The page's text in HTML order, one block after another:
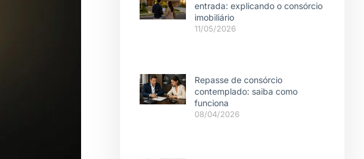
entrada: explicando o consórcio
imobiliário
11/05/2026
Repasse de consórcio
contemplado: saiba como
funciona
08/04/2026